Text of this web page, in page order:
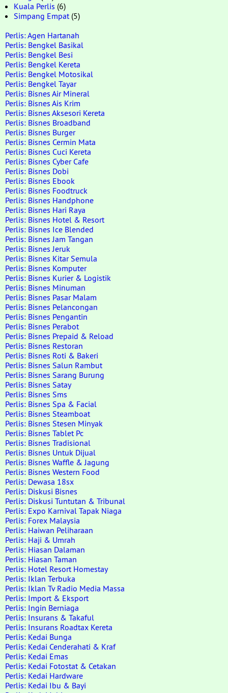
Kuala Perlis (6)
Simpang Empat(5)
Perlis: Agen Hartanah
Perlis: Bengkel Basikal
Perlis: Bengkel Besi
Perlis: Bengkel Kereta
Perlis: Bengkel Motosikal
Perlis: Bengkel Tayar
Perlis: Bisnes Air Mineral
Perlis: Bisnes Ais Krim
Perlis: Bisnes Aksesori Kereta
Perlis: Bisnes Broadband
Perlis: Bisnes Burger
Perlis: Bisnes Cermin Mata
Perlis: Bisnes Cuci Kereta
Perlis: Bisnes Cyber Cafe
Perlis: Bisnes Dobi
Perlis: Bisnes Ebook
Perlis: Bisnes Foodtruck
Perlis: Bisnes Handphone
Perlis: Bisnes Hari Raya
Perlis: Bisnes Hotel & Resort
Perlis: Bisnes Ice Blended
Perlis: Bisnes Jam Tangan
Perlis: Bisnes Jeruk
Perlis: Bisnes Kitar Semula
Perlis: Bisnes Komputer
Perlis: Bisnes Kurier & Logistik
Perlis: Bisnes Minuman
Perlis: Bisnes Pasar Malam
Perlis: Bisnes Pelancongan
Perlis: Bisnes Pengantin
Perlis: Bisnes Perabot
Perlis: Bisnes Prepaid & Reload
Perlis: Bisnes Restoran
Perlis: Bisnes Roti & Bakeri
Perlis: Bisnes Salun Rambut
Perlis: Bisnes Sarang Burung
Perlis: Bisnes Satay
Perlis: Bisnes Sms
Perlis: Bisnes Spa & Facial
Perlis: Bisnes Steamboat
Perlis: Bisnes Stesen Minyak
Perlis: Bisnes Tablet Pc
Perlis: Bisnes Tradisional
Perlis: Bisnes Untuk Dijual
Perlis: Bisnes Waffle & Jagung
Perlis: Bisnes Western Food
Perlis: Dewasa 18sx
Perlis: Diskusi Bisnes
Perlis: Diskusi Tuntutan & Tribunal
Perlis: Expo Karnival Tapak Niaga
Perlis: Forex Malaysia
Perlis: Haiwan Peliharaan
Perlis: Haji & Umrah
Perlis: Hiasan Dalaman
Perlis: Hiasan Taman
Perlis: Hotel Resort Homestay
Perlis: Iklan Terbuka
Perlis: Iklan Tv Radio Media Massa
Perlis: Import & Eksport
Perlis: Ingin Berniaga
Perlis: Insurans & Takaful
Perlis: Insurans Roadtax Kereta
Perlis: Kedai Bunga
Perlis: Kedai Cenderahati & Kraf
Perlis: Kedai Emas
Perlis: Kedai Fotostat & Cetakan
Perlis: Kedai Hardware
Perlis: Kedai Ibu & Bayi